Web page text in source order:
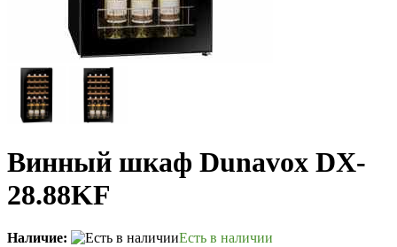
Винный шкаф Dunavox DX-
28.88KF
Наличие: Есть в наличии